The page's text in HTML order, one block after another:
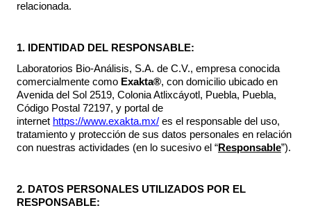
relacionada.
1. IDENTIDAD DEL RESPONSABLE:
Laboratorios Bio-Análisis, S.A. de C.V., empresa conocida
comercialmente como Exakta®, con domicilio ubicado en
Avenida del Sol 2519, Colonia Atlixcáyotl, Puebla, Puebla,
Código Postal 72197, y portal de
internet https://www.exakta.mx/ es el responsable del uso,
tratamiento y protección de sus datos personales en relación
con nuestras actividades (en lo sucesivo el “Responsable”).
2. DATOS PERSONALES UTILIZADOS POR EL
RESPONSABLE: